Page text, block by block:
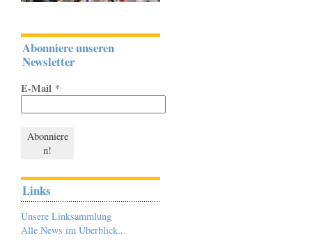
Abonniere unseren
Newsletter
E-Mail *
Links
Unsere Linksammlung
Alle News im Überblick...